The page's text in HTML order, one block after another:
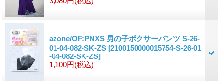
azone/OF:PNXS 男の子ボクサーパンツ S-26-
01-04-082-SK-ZS [2100150000015754-S-26-01
-04-082-SK-ZS]
1,100円(税込)